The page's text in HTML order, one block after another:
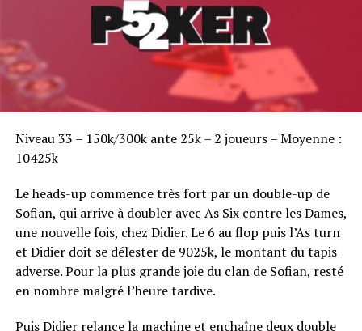
Niveau 33 – 150k/300k ante 25k – 2 joueurs – Moyenne :
10425k
Le heads-up commence très fort par un double-up de
Sofian, qui arrive à doubler avec As Six contre les Dames,
une nouvelle fois, chez Didier. Le 6 au flop puis l’As turn
et Didier doit se délester de 9025k, le montant du tapis
adverse. Pour la plus grande joie du clan de Sofian, resté
en nombre malgré l’heure tardive.
Puis Didier relance la machine et enchaîne deux double